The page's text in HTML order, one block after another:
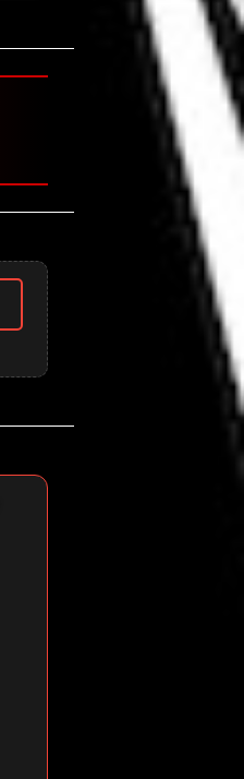
🤘 Metallica